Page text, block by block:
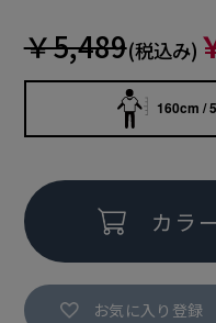
￥5,489(税込み)
160cm /
カラ
お気に入り登録